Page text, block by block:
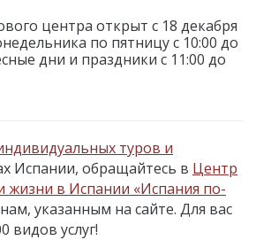
центра открыт с 18 декабря
по пятницу с 10:00 до
дни и праздники с 11:00 до
туров и
Испании, обращайтесь в Центр
жизни в Испании «Испания по-
указанным на сайте. Для вас
видов услуг!